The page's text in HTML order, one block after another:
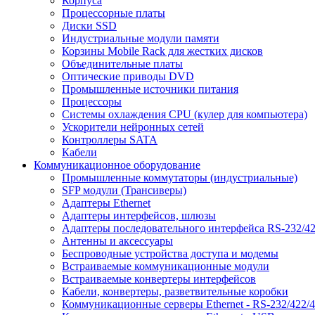
Процессорные платы
Диски SSD
Индустриальные модули памяти
Корзины Mobile Rack для жестких дисков
Объединительные платы
Оптические приводы DVD
Промышленные источники питания
Процессоры
Системы охлаждения CPU (кулер для компьютера)
Ускорители нейронных сетей
Контроллеры SATA
Кабели
Коммуникационное оборудование
Промышленные коммутаторы (индустриальные)
SFP модули (Трансиверы)
Адаптеры Ethernet
Адаптеры интерфейсов, шлюзы
Адаптеры последовательного интерфейса RS-232/
Антенны и аксессуары
Беспроводные устройства доступа и модемы
Встраиваемые коммуникационные модули
Встраиваемые конвертеры интерфейсов
Кабели, конвертеры, разветвительные коробки
Коммуникационные серверы Ethernet - RS-232/422/